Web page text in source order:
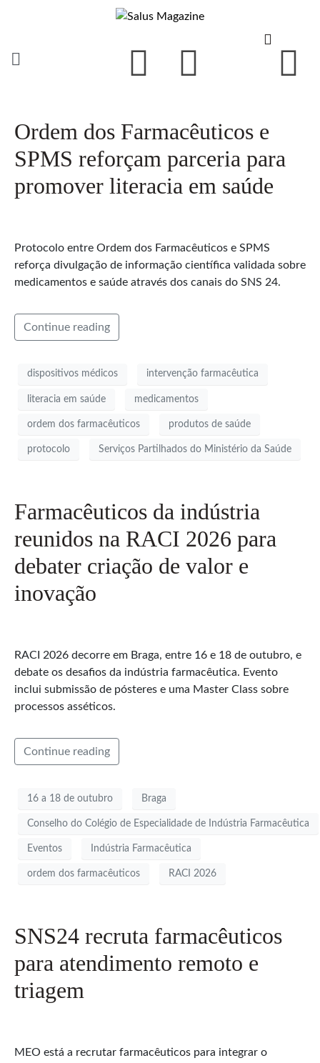
Ordem dos Farmacêuticos e
SPMS reforçam parceria para
promover literacia em saúde
Protocolo entre Ordem dos Farmacêuticos e SPMS
reforça divulgação de informação científica validada sobre
medicamentos e saúde através dos canais do SNS 24.
Continue reading
dispositivos médicos intervenção farmacêutica
literacia em saúde medicamentos
ordem dos farmacêuticos produtos de saúde
protocolo Serviços Partilhados do Ministério da Saúde
Farmacêuticos da indústria
reunidos na RACI 2026 para
debater criação de valor e
inovação
RACI 2026 decorre em Braga, entre 16 e 18 de outubro, e
debate os desafios da indústria farmacêutica. Evento
inclui submissão de pósteres e uma Master Class sobre
processos asséticos.
Continue reading
16 a 18 de outubro Braga
Conselho do Colégio de Especialidade de Indústria Farmacêutica
Eventos Indústria Farmacêutica
ordem dos farmacêuticos RACI 2026
SNS24 recruta farmacêuticos
para atendimento remoto e
triagem
MEO está a recrutar farmacêuticos para integrar o